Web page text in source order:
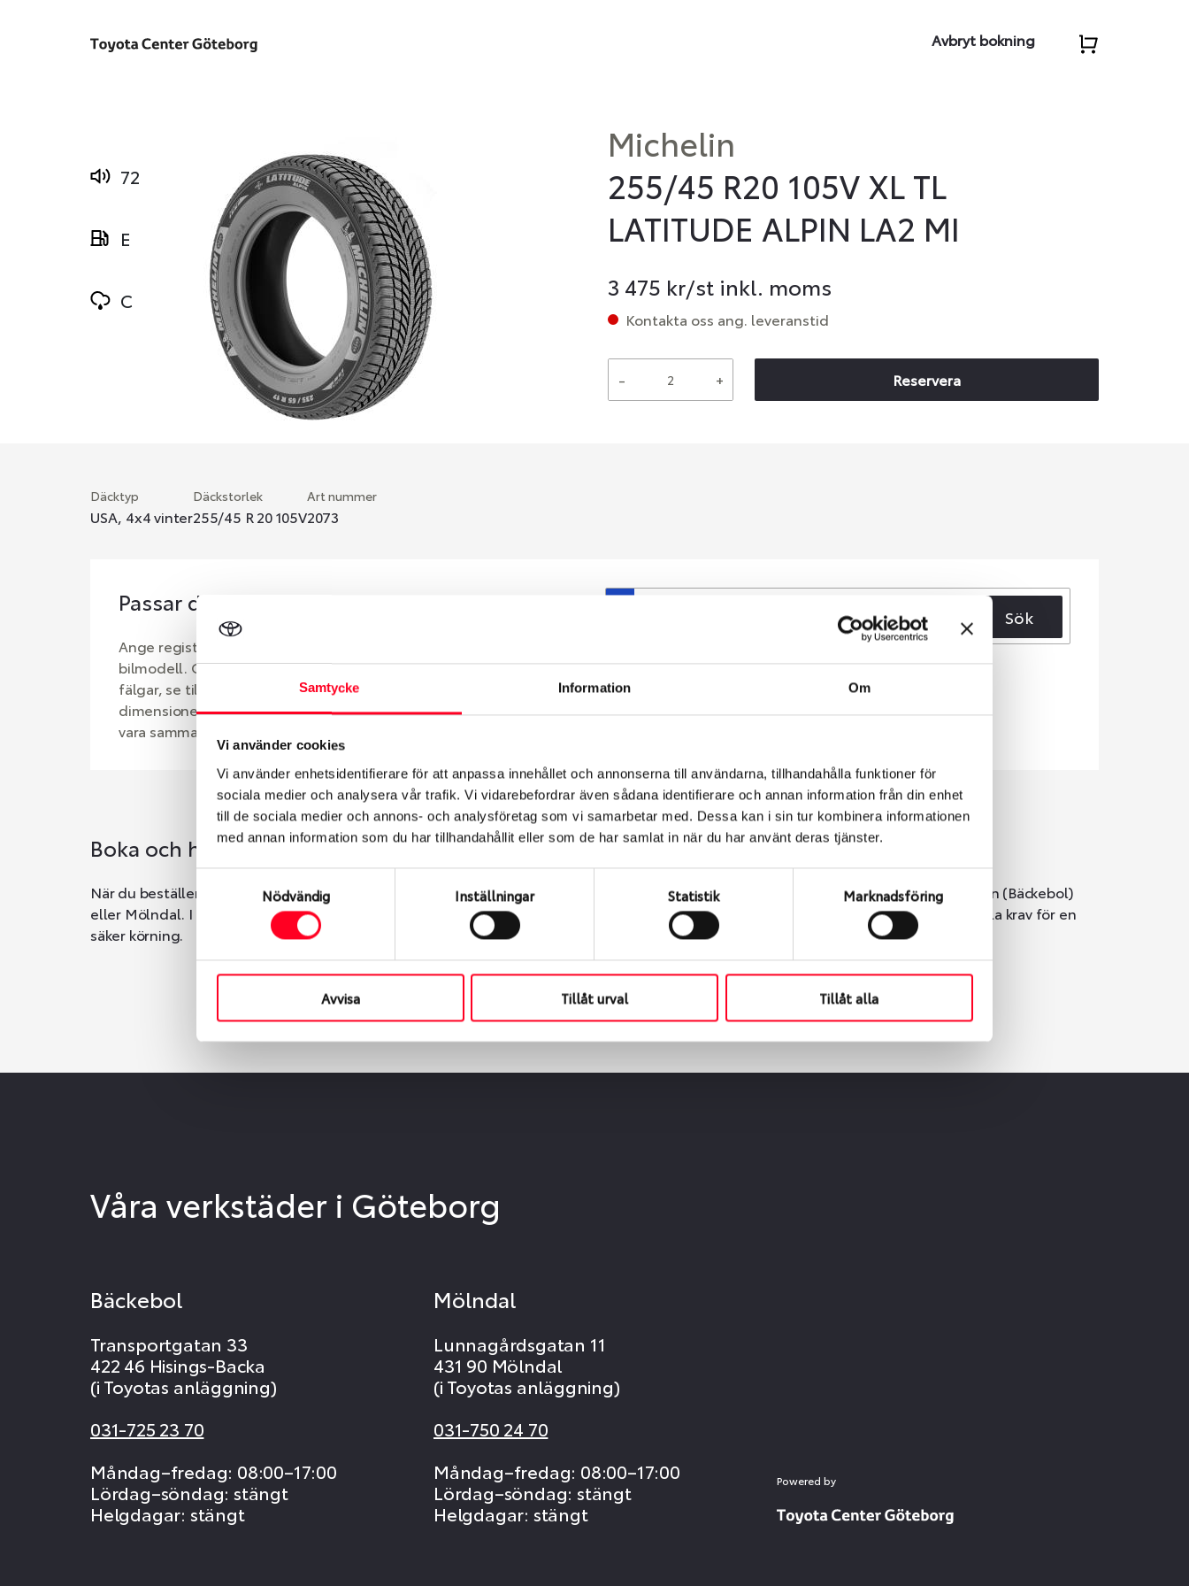
Samtycke Information Om
Vi använder cookies
Vi använder enhetsidentifierare för att anpassa innehållet och annonserna till användarna, tillhandahålla funktioner för
sociala medier och analysera vår trafik. Vi vidarebefordrar även sådana identifierare och annan information från din enhet
till de sociala medier och annons- och analysföretag som vi samarbetar med. Dessa kan i sin tur kombinera informationen
med annan information som du har tillhandahållit eller som de har samlat in när du har använt deras tjänster.
Nödvändig Inställningar Statistik Marknadsföring
Avvisa Tillåt urval Tillåt alla
Avbryt bokning
72
E
C
Michelin
255/45 R20 105V XL TL
LATITUDE ALPIN LA2 MI
3 475 kr/st inkl. moms
Kontakta oss ang. leveranstid
- + Reservera
Däcktyp
USA, 4x4 vinter
Däckstorlek
255/45 R 20 105V
Art nummer
2073
Passar detta däck min bil?
Ange registreringsnummer för att se om det däck du valt passar din
bilmodell. Om du köper däck som skall sättas på dina befintliga
fälgar, se till att kolla en extra gång så att däck och fälg har samma
dimensioner. Ibland kan fälgen ha bytts ut under årens lopp och inte
vara samma dimension som bilen hade ut från fabrik.
Sök
Boka och hämta hos Däckspecialen
När du beställer dina nya däck eller fälgar hos oss levereras de direkt till någon av våra däckverkstäder i Göteborg. Välj mellan Hisingen (Bäckebol)
eller Mölndal. I beställningen anger du datum och tid för upphämtning eller service. När vi byter dina däck ser vi till att de uppfyller alla krav för en
säker körning.
Våra verkstäder i Göteborg
Bäckebol
Transportgatan 33
422 46 Hisings-Backa
(i Toyotas anläggning)
031-725 23 70
Måndag–fredag: 08:00–17:00
Lördag–söndag: stängt
Helgdagar: stängt
Mölndal
Lunnagårdsgatan 11
431 90 Mölndal
(i Toyotas anläggning)
031-750 24 70
Måndag–fredag: 08:00–17:00
Lördag–söndag: stängt
Helgdagar: stängt
Powered by